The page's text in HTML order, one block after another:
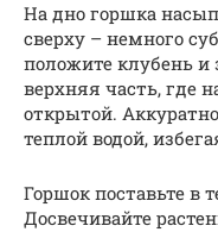
На дно горшка
сверху – немного
положите клубень и
верхняя часть, где
открытой.
теплой водой,
Горшок поставьте в
Досвечивайте